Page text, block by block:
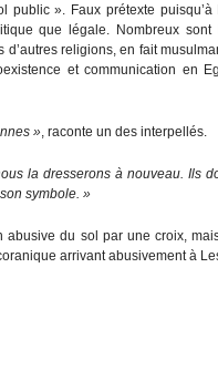
public ». Faux prétexte
que légale. Nombreux
religions, en fait
et communication en
», raconte un des interpellés.
la dresserons à nouveau. Ils
symbole. »
abusive du sol par une croix,
arrivant abusivement à